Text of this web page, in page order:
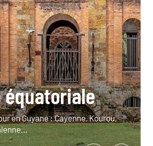
équatoriale
en Guyane : Cayenne, Kourou,